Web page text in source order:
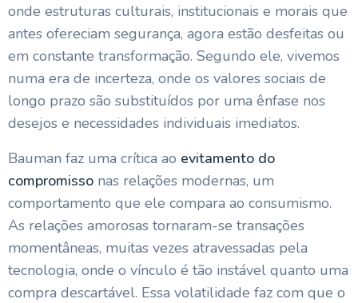
onde estruturas culturais, institucionais e morais que
antes ofereciam segurança, agora estão desfeitas ou
em constante transformação. Segundo ele, vivemos
numa era de incerteza, onde os valores sociais de
longo prazo são substituídos por uma ênfase nos
desejos e necessidades individuais imediatos.
Bauman faz uma crítica ao evitamento do
compromisso nas relações modernas, um
comportamento que ele compara ao consumismo.
As relações amorosas tornaram-se transações
momentâneas, muitas vezes atravessadas pela
tecnologia, onde o vínculo é tão instável quanto uma
compra descartável. Essa volatilidade faz com que o